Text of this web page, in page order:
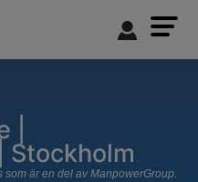
Stockholm
är en del av ManpowerGroup.